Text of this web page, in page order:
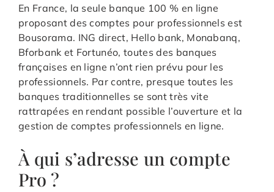
En France, la seule banque 100 % en ligne
proposant des comptes pour professionnels est
Bousorama. ING direct, Hello bank, Monabanq,
Bforbank et Fortunéo, toutes des banques
françaises en ligne n’ont rien prévu pour les
professionnels. Par contre, presque toutes les
banques traditionnelles se sont très vite
rattrapées en rendant possible l’ouverture et la
gestion de comptes professionnels en ligne.
À qui s’adresse un compte
Pro ?